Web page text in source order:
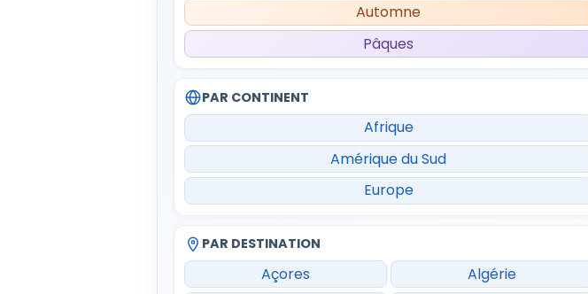
Automne
Pâques
PAR CONTINENT
Afrique
Amérique du Sud
Europe
PAR DESTINATION
Açores Algérie